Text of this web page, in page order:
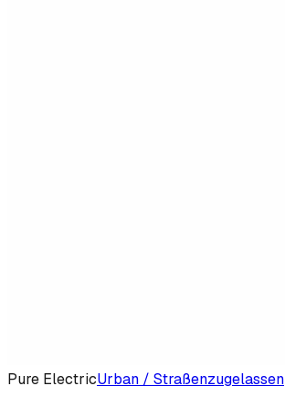
Pure ElectricUrban / Straßenzugelassen